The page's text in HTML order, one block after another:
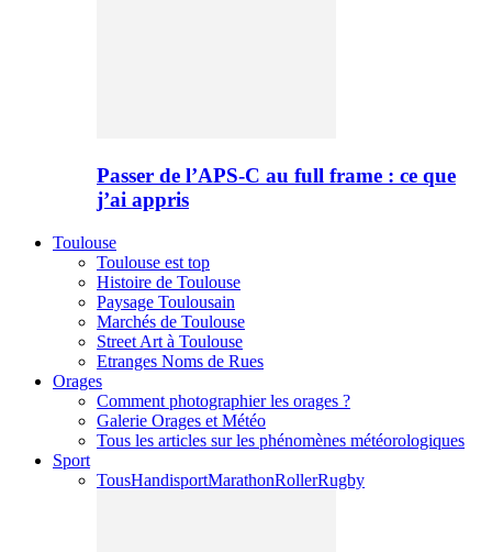
Passer de l’APS-C au full frame : ce que
j’ai appris
Toulouse
Toulouse est top
Histoire de Toulouse
Paysage Toulousain
Marchés de Toulouse
Street Art à Toulouse
Etranges Noms de Rues
Orages
Comment photographier les orages ?
Galerie Orages et Météo
Tous les articles sur les phénomènes météorologiques
Sport
TousHandisportMarathonRollerRugby